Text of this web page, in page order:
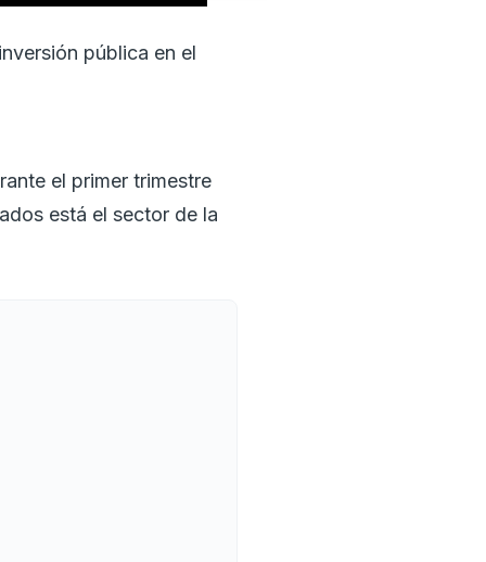
pública en el
el primer trimestre
está el sector de la